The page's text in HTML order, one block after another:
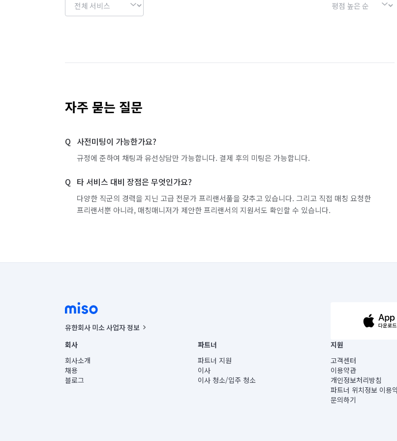
자주 묻는 질문
사전미팅이 가능한가요?
규정에 준하여 채팅과 유선상담만 가능합니다. 결제 후의 미팅은 가능합니다.
타 서비스 대비 장점은 무엇인가요?
다양한 직군의 경력을 지닌 고급 전문가 프리랜서풀을 갖추고 있습니다. 그리고 직접 매칭 요청한
프리랜서뿐 아니라, 매칭매니저가 제안한 프리랜서의 지원서도 확인할 수 있습니다.
유한회사 미소 사업자 정보
사업자등록번호 : 291-87-00271 | 인허가번호 : 2016-3220163-14-5-00019 |
통신판매신고번호 : 2024-서울종로-1400(공정거래위원회 정보) |
대표이사 : CHING VICTOR COLUMBIA RHEE
주소 | 본사: 서울특별시 종로구 율곡로 6(중학동, 트윈트리빌딩) B동 5층
컨택센터 : 서울특별시 종로구 수송동 율곡로 24, 7층, 8층 미소
회사
회사소개
채용
블로그
파트너
파트너 지원
이사
이사 청소/입주 청소
지원
고객센터
이용약관
개인정보처리방침
파트너 위치정보 이용
문의하기